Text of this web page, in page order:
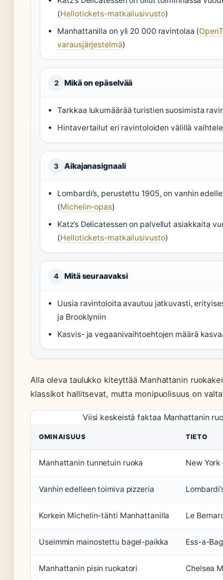
(Hellotickets-matkailusivusto)
Manhattanilla on yli 20 000 ravintolaa (
varausjärjestelmä)
2 Mikä on epäselvää
Tarkkaa lukumäärää turistien suosimista
Hintavertailut eri ravintoloiden välillä
3 Aikajanasignaali
Lombardi’s, perustettu 1905, on vanhin
(Michelin-opas)
Katz’s Delicatessen on palvellut asiakkaita
(Hellotickets-matkailusivusto)
4 Mitä seuraavaksi
Uusia ravintoloita avautuu jatkuvasti,
ja Brooklyniin
Kasvis- ja vegaanivaihtoehtojen määrä
Alla oleva taulukko kiteyttää Manhattanin
klassikot hallitsevat, mutta monipuolisuus on
Viisi keskeistä faktaa Manhattanin
OMINAISUUS TIETO
Manhattanin tunnetuin ruoka New
Vanhin edelleen toimiva pizzeria
Korkein Michelin-tähti Manhattanilla Le
Useimmin mainostettu bagel-paikka Ess-a-
Manhattanin pisin ruokatori Chelsea